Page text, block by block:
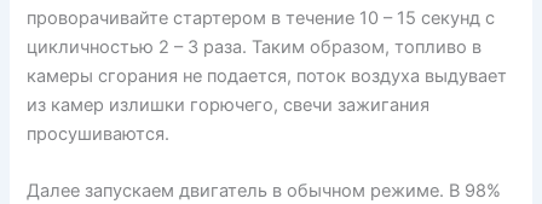
проворачивайте стартером в течение 10 – 15 секунд с
цикличностью 2 – 3 раза. Таким образом, топливо в
камеры сгорания не подается, поток воздуха выдувает
из камер излишки горючего, свечи зажигания
просушиваются.
Далее запускаем двигатель в обычном режиме. В 98%